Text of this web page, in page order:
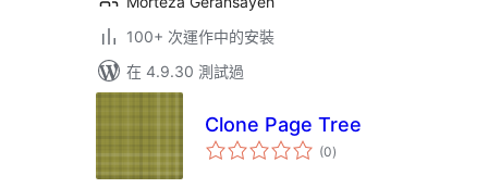
100+ 次運作中的安裝
在 4.9.30 測試過
Clone Page Tree
(0總
評)